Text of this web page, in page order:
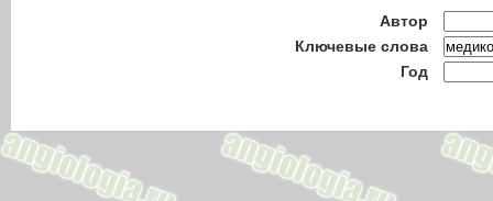
Автор
Ключевые слова
Год